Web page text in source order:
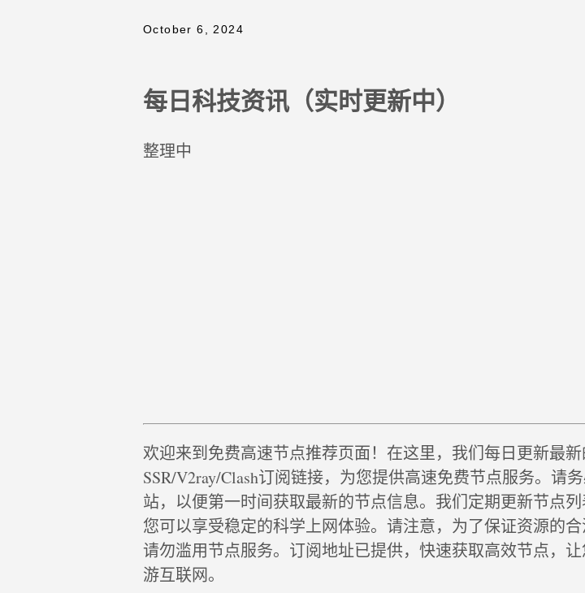
October 6, 2024
每日科技资讯（实时更新中）
整理中
欢迎来到免费高速节点推荐页面！在这里，我们每日更新最新
SSR/V2ray/Clash订阅链接，为您提供高速免费节点服务。请
站，以便第一时间获取最新的节点信息。我们定期更新节点
您可以享受稳定的科学上网体验。请注意，为了保证资源的合
请勿滥用节点服务。订阅地址已提供，快速获取高效节点，
游互联网。